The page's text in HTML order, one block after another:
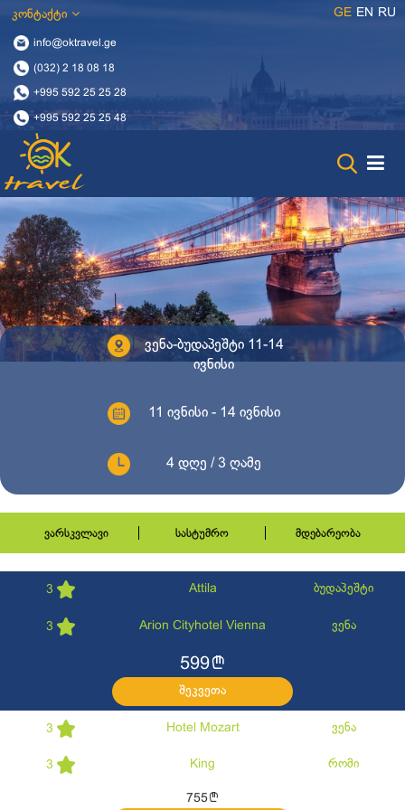
კონტაქტი
info@oktravel.ge
(032) 2 18 08 18
+995 592 25 25 28
+995 592 25 25 48
GE EN RU
ვენა-ბუდაპეშტი 11-14
ივნისი
11 ივნისი - 14 ივნისი
4 დღე / 3 ღამე
ვარსკვლავი სასტუმრო მდებარეობა
3 Attila ბუდაპეშტი
3 Arion Cityhotel Vienna ვენა
599l
შეკვეთა
3 Hotel Mozart ვენა
3 King რომი
755l